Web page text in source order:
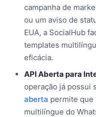
campanha de
ou um aviso de
EUA, a SocialHub
templates
eficácia.
API Aberta para
operação já possui
aberta permite que
multilíngue do